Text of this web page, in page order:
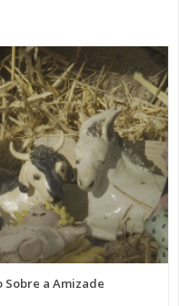
Sobre a Amizade